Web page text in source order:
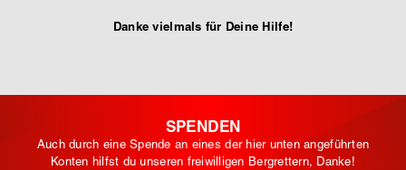
Danke vielmals für Deine Hilfe!
SPENDEN
Auch durch eine Spende an eines der hier unten angeführten
Konten hilfst du unseren freiwilligen Bergrettern, Danke!